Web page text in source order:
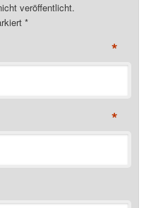
veröffentlicht.
*
*
*